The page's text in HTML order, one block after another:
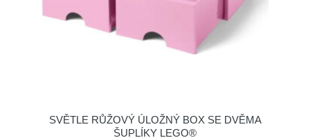
SVĚTLE RŮŽOVÝ ÚLOŽNÝ BOX SE DVĚMA
ŠUPLÍKY LEGO®